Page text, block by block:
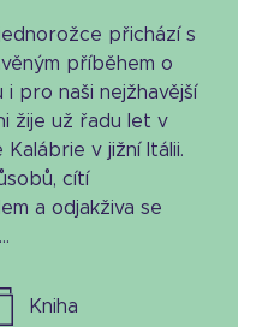
přichází s
příběhem o
pro naši nejžhavější
žije už řadu let v
Kalábrie v jižní Itálii.
cítí
a odjakživa se
kniha